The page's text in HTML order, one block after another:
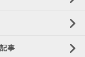
事